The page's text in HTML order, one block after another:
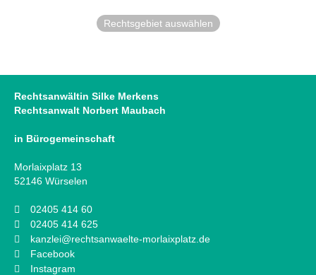
Rechtsgebiet auswählen
Rechtsanwältin Silke Merkens
Rechtsanwalt Norbert Maubach
in Bürogemeinschaft
Morlaixplatz 13
52146 Würselen
02405 414 60
02405 414 625
kanzlei@rechtsanwaelte-morlaixplatz.de
Facebook
Instagram